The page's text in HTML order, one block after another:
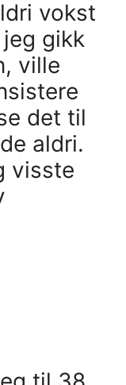
vokst
gikk
ville
det til
aldri.
visste